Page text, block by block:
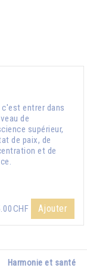
c'est entrer dans
de
supérieur,
de paix, de
et de
Ajouter
Harmonie et santé